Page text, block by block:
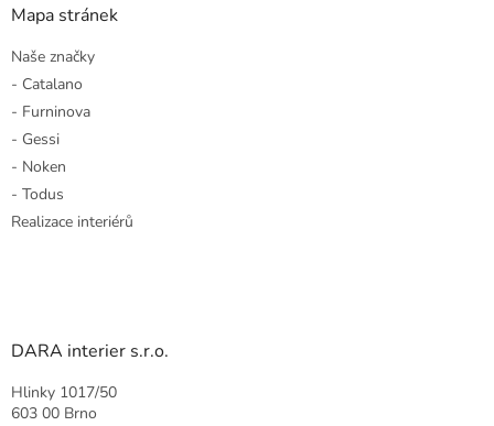
Mapa stránek
Naše značky
- Catalano
- Furninova
- Gessi
- Noken
- Todus
Realizace interiérů
DARA interier s.r.o.
Hlinky 1017/50
603 00 Brno